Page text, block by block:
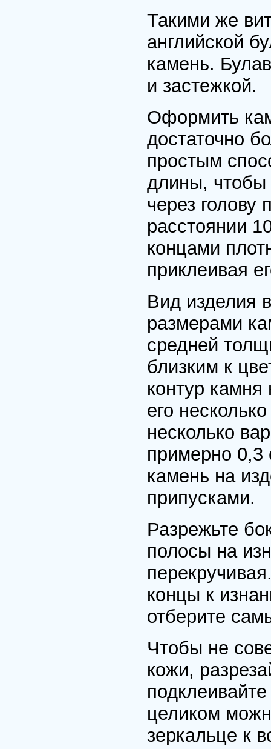
Такими же
английской
камень.
и застежкой.
Оформить
достаточно
простым
длины, чтобы
через
расстоянии
концами
приклеивая
Вид изделия
размерами
средней
близким к
контур
его
несколько
примерно 0,3
камень на
припусками.
Разрежьте
полосы на
концы к
отберите
Чтобы не
кожи,
целиком
зеркальце к